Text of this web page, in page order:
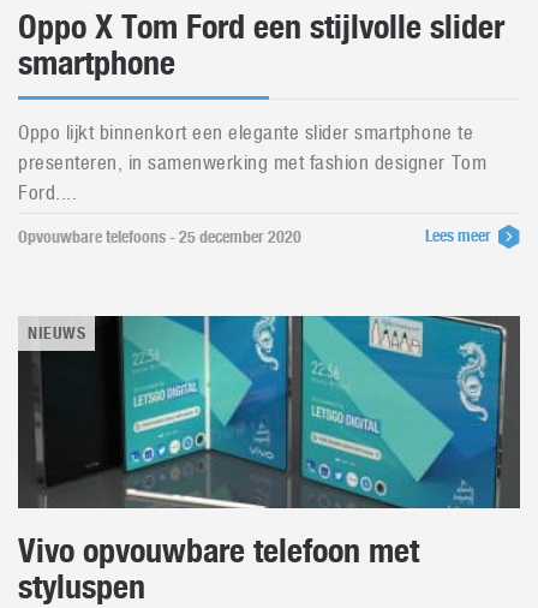
Oppo X Tom Ford een stijlvolle slider
smartphone
Oppo lijkt binnenkort een elegante slider smartphone te
presenteren, in samenwerking met fashion designer Tom
Ford....
Opvouwbare telefoons - 25 december 2020 Lees meer
NIEUWS
Vivo opvouwbare telefoon met
styluspen